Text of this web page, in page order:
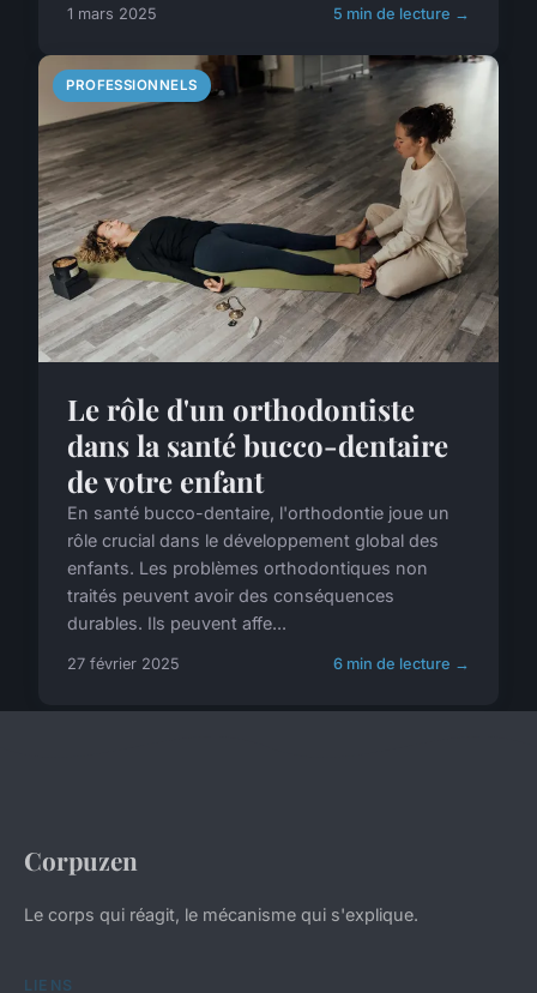
1 mars 2025 5 min de lecture →
PROFESSIONNELS
Le rôle d'un orthodontiste
dans la santé bucco-dentaire
de votre enfant
En santé bucco-dentaire, l'orthodontie joue un
rôle crucial dans le développement global des
enfants. Les problèmes orthodontiques non
traités peuvent avoir des conséquences
durables. Ils peuvent affe...
27 février 2025 6 min de lecture →
Corpuzen
Le corps qui réagit, le mécanisme qui s'explique.
LIENS